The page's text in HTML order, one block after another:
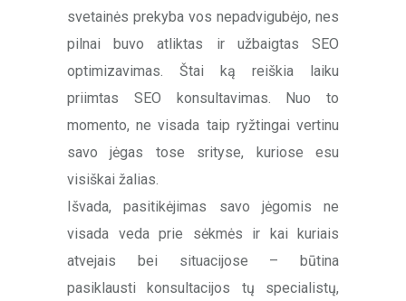
svetainės prekyba vos nepadvigubėjo, nes
pilnai buvo atliktas ir užbaigtas SEO
optimizavimas. Štai ką reiškia laiku
priimtas SEO konsultavimas. Nuo to
momento, ne visada taip ryžtingai vertinu
savo jėgas tose srityse, kuriose esu
visiškai žalias.
Išvada, pasitikėjimas savo jėgomis ne
visada veda prie sėkmės ir kai kuriais
atvejais bei situacijose – būtina
pasiklausti konsultacijos tų specialistų,